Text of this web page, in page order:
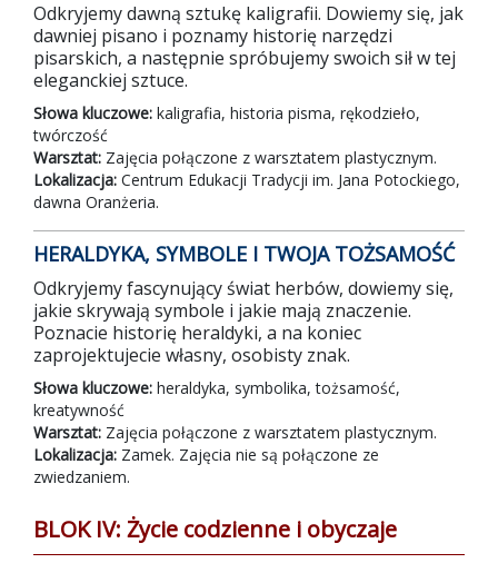
Odkryjemy dawną sztukę kaligrafii. Dowiemy się, jak
dawniej pisano i poznamy historię narzędzi
pisarskich, a następnie spróbujemy swoich sił w tej
eleganckiej sztuce.
Słowa kluczowe: kaligrafia, historia pisma, rękodzieło,
twórczość
Warsztat: Zajęcia połączone z warsztatem plastycznym.
Lokalizacja: Centrum Edukacji Tradycji im. Jana Potockiego,
dawna Oranżeria.
HERALDYKA, SYMBOLE I TWOJA TOŻSAMOŚĆ
Odkryjemy fascynujący świat herbów, dowiemy się,
jakie skrywają symbole i jakie mają znaczenie.
Poznacie historię heraldyki, a na koniec
zaprojektujecie własny, osobisty znak.
Słowa kluczowe: heraldyka, symbolika, tożsamość,
kreatywność
Warsztat: Zajęcia połączone z warsztatem plastycznym.
Lokalizacja: Zamek. Zajęcia nie są połączone ze
zwiedzaniem.
BLOK IV: Życie codzienne i obyczaje